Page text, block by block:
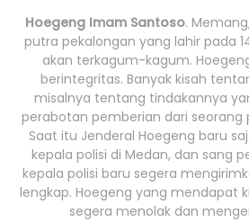
Hoegeng Imam Santoso.
putra pekalongan yang lahir pada
akan terkagum-kagum.
berintegritas. Banyak kisah
misalnya tentang tindakannya
perabotan pemberian dari seorang
Saat itu Jenderal Hoegeng baru
kepala polisi di Medan, dan sang
kepala polisi baru segera
lengkap. Hoegeng yang mendapat
segera menolak dan